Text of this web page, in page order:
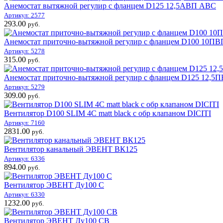
Анемостат вытяжной регулир с фланцем D125 12,5АВП АВС
Артикул: 2577
293.00 руб.
Анемостат приточно-вытяжной регулир с фланцем D100
Артикул: 5278
315.00 руб.
Анемостат приточно-вытяжной регулир с фланцем D125
Артикул: 5279
309.00 руб.
Вентилятор D100 SLIM 4С matt black с обр клапаном DICITI
Артикул: 7160
2831.00 руб.
Вентилятор канальный ЭВЕНТ ВК125
Артикул: 6336
894.00 руб.
Вентилятор ЭВЕНТ Ду100 С
Артикул: 6330
1232.00 руб.
Вентилятор ЭВЕНТ Ду100 СВ